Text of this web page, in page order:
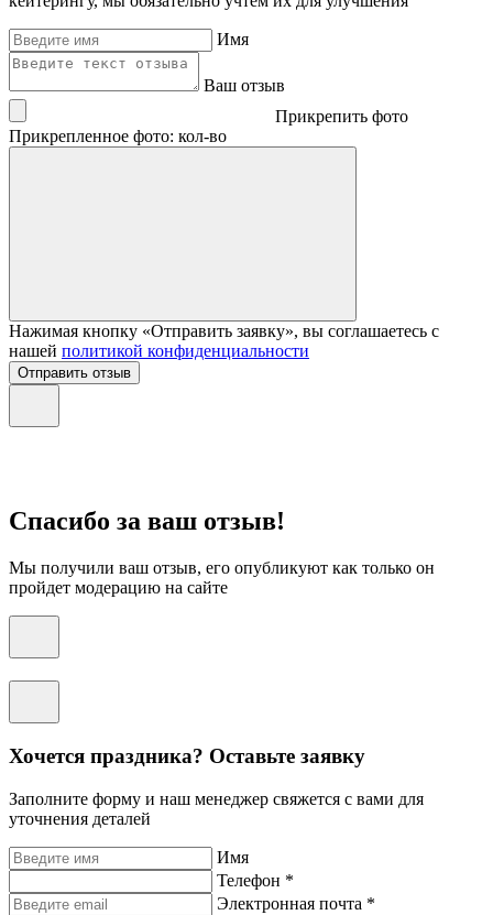
Имя
Ваш отзыв
Прикрепить фото
Прикрепленное фото: кол-во
Нажимая кнопку «Отправить заявку», вы соглашаетесь с
нашей политикой конфиденциальности
Отправить отзыв
Спасибо за ваш отзыв!
Мы получили ваш отзыв, его опубликуют как только он
пройдет модерацию на сайте
Хочется праздника? Оставьте заявку
Заполните форму и наш менеджер свяжется с вами для
уточнения деталей
Имя
Телефон *
Электронная почта *